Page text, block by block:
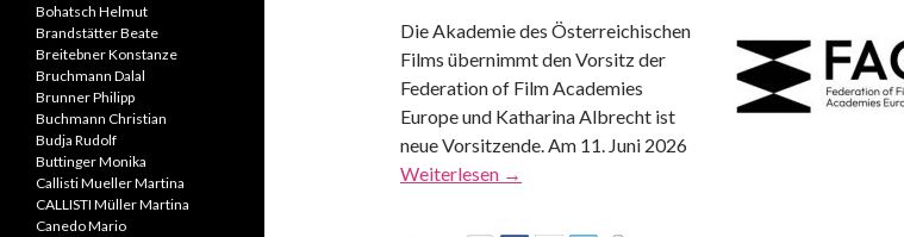
Die Akademie des Österreichischen
Films übernimmt den Vorsitz der
Federation of Film Academies
Europe und Katharina Albrecht ist
neue Vorsitzende. Am 11. Juni 2026
Weiterlesen →
Bohatsch Helmut
Brandstätter Beate
Breitebner Konstanze
Bruchmann Dalal
Brunner Philipp
Buchmann Christian
Budja Rudolf
Buttinger Monika
Callisti Mueller Martina
CALLISTI Müller Martina
Canedo Mario